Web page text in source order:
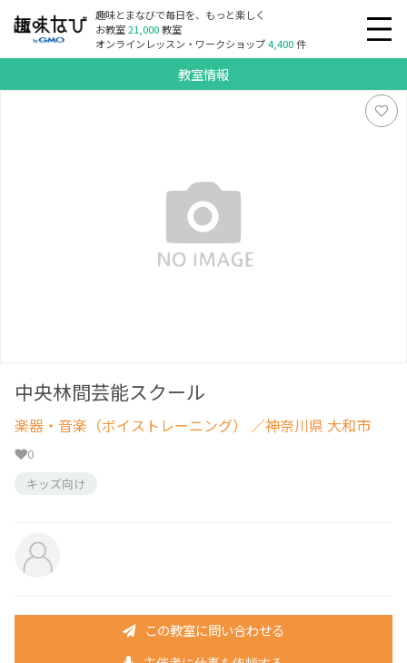
趣味とまなびで毎日を、もっと楽しく
お教室21,000教室
オンラインレッスン・ワークショップ4,400件
教室情報
中央林間芸能スクール
楽器・音楽（ボイストレーニング） ／神奈川県 大和市
0
キッズ向け
この教室に問い合わせる